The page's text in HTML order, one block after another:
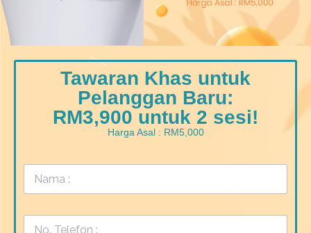
Tawaran Khas untuk
Pelanggan Baru:
RM3,900 untuk 2 sesi!
Harga Asal : RM5,000